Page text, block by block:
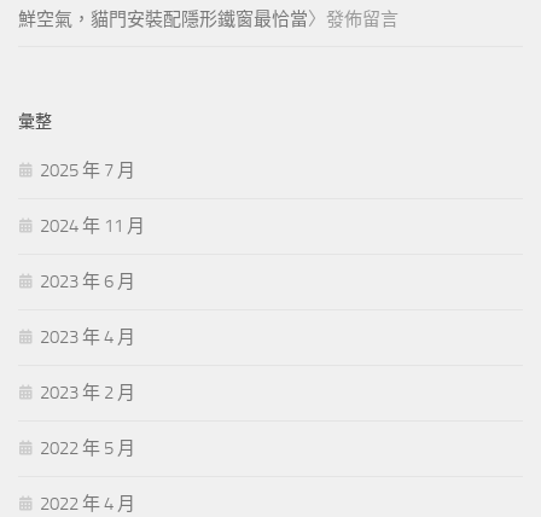
鮮空氣，貓門安裝配隱形鐵窗最恰當〉發佈留言
彙整
2025 年 7 月
2024 年 11 月
2023 年 6 月
2023 年 4 月
2023 年 2 月
2022 年 5 月
2022 年 4 月